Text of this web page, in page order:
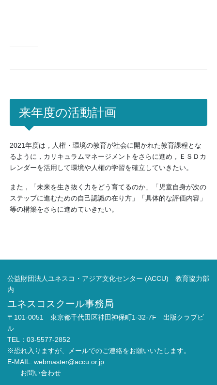
来年度の活動計画
2021年度は，人権・環境の教育が社会に開かれた教育課程とな
るように，カリキュラムマネージメントをさらに進め，ＥＳＤカ
レンダーを活用して環境や人権の学習を確立していきたい。
また，「未来を生き抜く力をどう育てるのか」「児童自身が次の
ステップに進むための自己認識の在り方」「具体的な評価内容」
等の構築をさらに進めていきたい。
公益財団法人ユネスコ・アジア文化センター (ACCU) 教育協力部
内
ユネスコスクール事務局
〒101-0051 東京都千代田区神田神保町1-32-7F 出版クラブビ
ル
TEL：03-5577-2852
※恐れ入りますが、メールでのご連絡をお願いいたします。
E-MAIL: webmaster@accu.or.jp
お問い合わせ